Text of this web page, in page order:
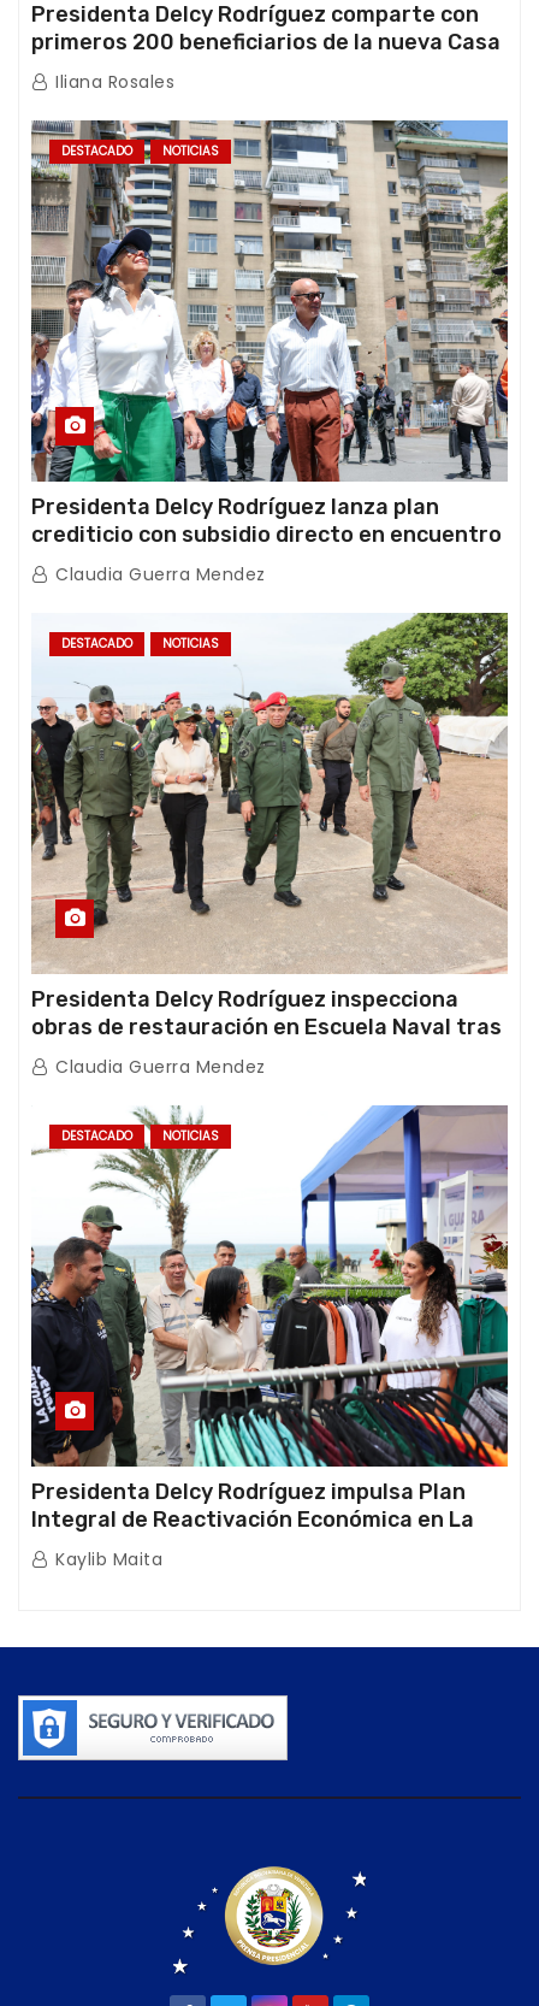
Presidenta Delcy Rodríguez comparte con
primeros 200 beneficiarios de la nueva Casa
de los Abuelos “La Primavera” en Caracas
Iliana Rosales
DESTACADO NOTICIAS
Presidenta Delcy Rodríguez lanza plan
crediticio con subsidio directo en encuentro
con Juntas de Condominio
Claudia Guerra Mendez
DESTACADO NOTICIAS
Presidenta Delcy Rodríguez inspecciona
obras de restauración en Escuela Naval tras
afectaciones sísmicas en La Guaira
Claudia Guerra Mendez
DESTACADO NOTICIAS
Presidenta Delcy Rodríguez impulsa Plan
Integral de Reactivación Económica en La
Guaira
Kaylib Maita